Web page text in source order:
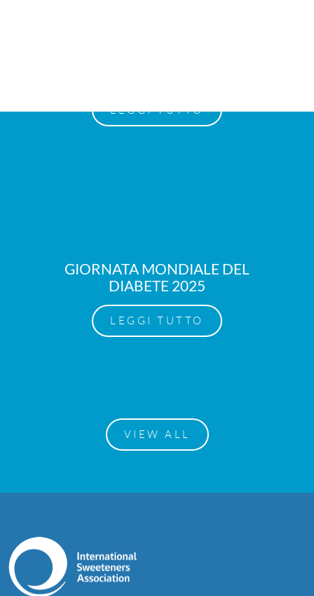
LEGGI TUTTO
GIORNATA MONDIALE DEL
DIABETE 2025
LEGGI TUTTO
VIEW ALL